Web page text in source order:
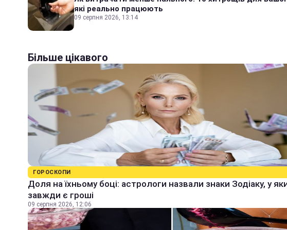
які реально працюють
09 серпня 2026, 13:14
Більше цікавого
ГОРОСКОПИ
Доля на їхньому боці: астрологи назвали знаки Зодіаку, у
завжди є гроші
09 серпня 2026, 12:06